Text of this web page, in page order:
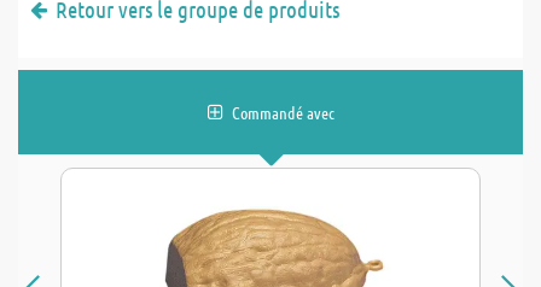
Retour vers le groupe de produits
Commandé avec